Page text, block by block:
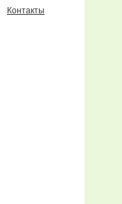
Контакты